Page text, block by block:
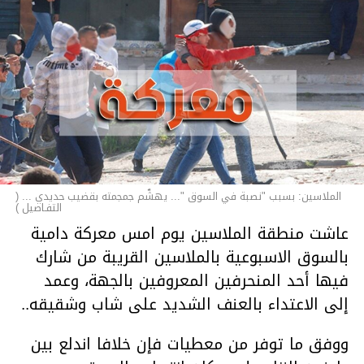
الملاسين: بسبب "نصبة في السوق "... يهشّم جمجمته بقضيب حديدي ... (
التفـاصيل )
عاشت منطقة الملاسين يوم امس معركة دامية
بالسوق الاسبوعية بالملاسين القريبة من شارك
فيها أحد المنحرفين المعروفين بالجهة، وعمد
إلى الاعتداء بالعنف الشديد على شاب وشقيقه..
ووفق ما توفر من معطيات فإن خلافا اندلع بين